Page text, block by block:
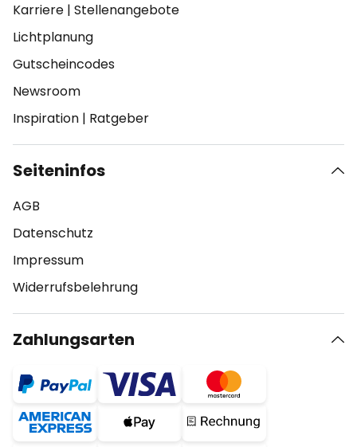
Karriere | Stellenangebote
Lichtplanung
Gutscheincodes
Newsroom
Inspiration | Ratgeber
Seiteninfos
AGB
Datenschutz
Impressum
Widerrufsbelehrung
Zahlungsarten